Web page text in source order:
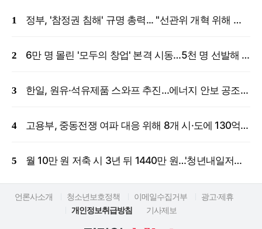
정부, '참정권 침해' 규명 총력... "선관위 개혁 위해 국정조사 등 모든 조치"
6만 명 몰린 '모두의 창업' 본격 시동…5천 명 선발해 밀착 지원
한일, 원유·석유제품 스와프 추진…에너지 안보 공조 강화
고용부, 중동전쟁 여파 대응 위해 8개 시·도에 130억 원 긴급 투입
월 10만 원 저축 시 3년 뒤 1440만 원…'청년내일저축계좌' 신규 모집
언론사소개 청소년보호정책 이메일수집거부
광고·제휴
개인정보취급방침
기사제보